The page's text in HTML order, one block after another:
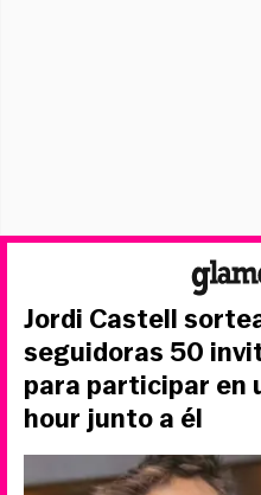
Jordi Castell
seguidoras 50
para participar en
hour junto a él